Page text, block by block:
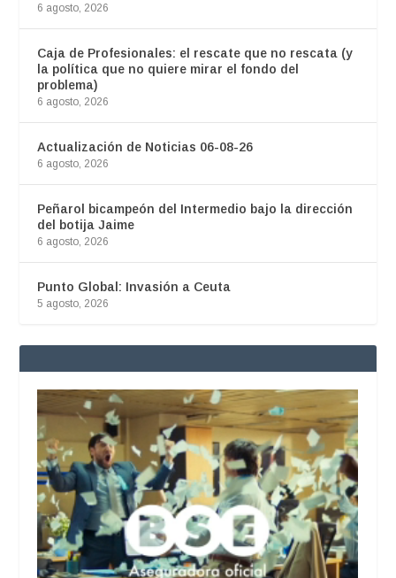
6 agosto, 2026
Caja de Profesionales: el rescate que no rescata (y
la política que no quiere mirar el fondo del
problema)
6 agosto, 2026
Actualización de Noticias 06-08-26
6 agosto, 2026
Peñarol bicampeón del Intermedio bajo la dirección
del botija Jaime
6 agosto, 2026
Punto Global: Invasión a Ceuta
5 agosto, 2026